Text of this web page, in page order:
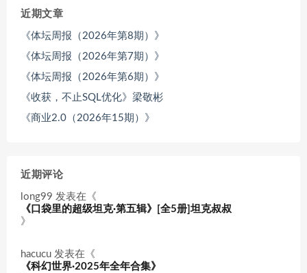
近期文章
《体坛周报（2026年第8期）》
《体坛周报（2026年第7期）》
《体坛周报（2026年第6期）》
《收获，不止SQL优化》梁敬彬
《商业2.0（2026年15期）》
近期评论
long99 发表在《
《口袋里的超级坦克·第五辑》[全5册]坦克叔叔
》
hacucu 发表在《
《科幻世界·2025年全年合集》